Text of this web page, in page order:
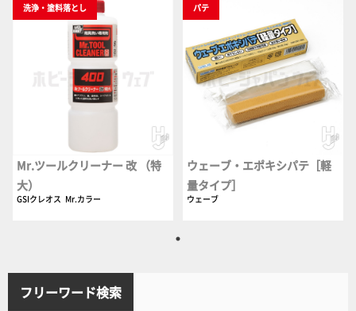
洗浄・塗料落とし
Mr.ツールクリーナー 改 （特
大）
GSIクレオス Mr.カラー
パテ
ウェーブ・エポキシパテ［軽
量タイプ］
ウェーブ
フリーワード検索